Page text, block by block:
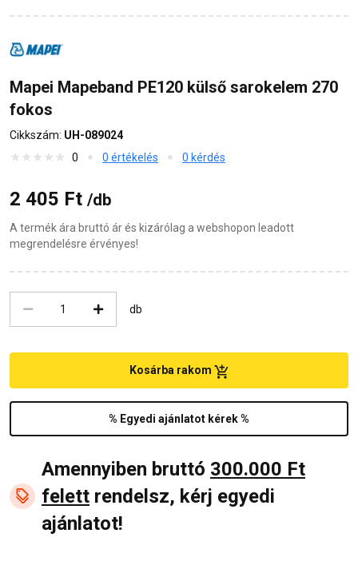
Mapei Mapeband PE120 külső sarokelem 270
fokos
Cikkszám: UH-089024
0
0 értékelés 0 kérdés
2 405 Ft /db
A termék ára bruttó ár és kizárólag a webshopon leadott
megrendelésre érvényes!
db
% Egyedi ajánlatot kérek %
Kosárba rakom
Amennyiben bruttó 300.000 Ft
felett rendelsz, kérj egyedi
ajánlatot!